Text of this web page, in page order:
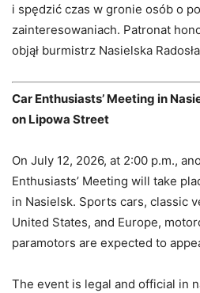
i spędzić czas w gronie osób o
zainteresowaniach. Patronat
objął burmistrz Nasielska
Car Enthusiasts’ Meeting in
on Lipowa Street
On July 12, 2026, at 2:00 p.m.,
Enthusiasts’ Meeting will take
in Nasielsk. Sports cars, classic
United States, and Europe,
paramotors are expected to
The event is legal and official in